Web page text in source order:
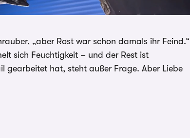
„aber Rost war schon damals ihr Feind.“
sich Feuchtigkeit – und der Rest ist
gearbeitet hat, steht außer Frage. Aber Liebe